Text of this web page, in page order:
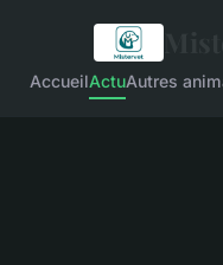
AccueilActuAutres